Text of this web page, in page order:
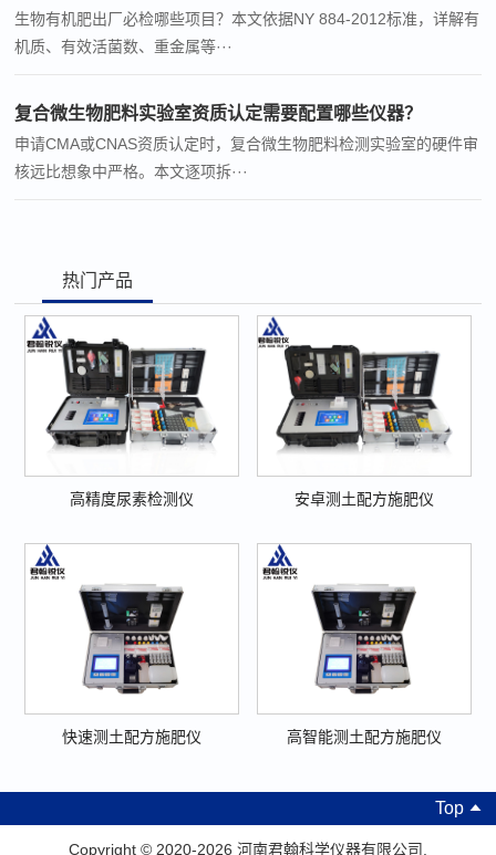
生物有机肥出厂必检哪些项目？本文依据NY 884-2012标准，详解有
机质、有效活菌数、重金属等···
复合微生物肥料实验室资质认定需要配置哪些仪器？
申请CMA或CNAS资质认定时，复合微生物肥料检测实验室的硬件审
核远比想象中严格。本文逐项拆···
热门产品
高精度尿素检测仪 安卓测土配方施肥仪
快速测土配方施肥仪 高智能测土配方施肥仪
Top
Copyright © 2020-2026 河南君翰科学仪器有限公司.